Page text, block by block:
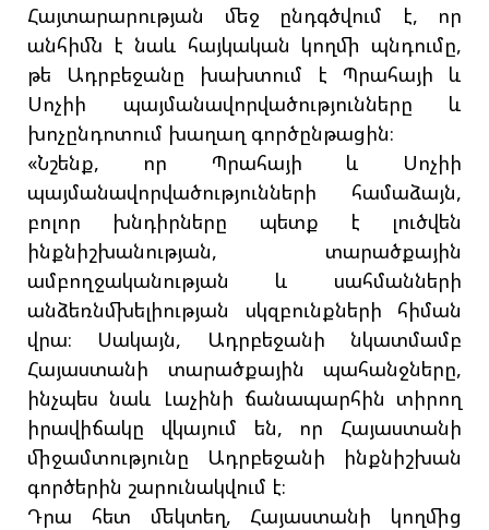
Հայտարարության մեջ ընդգծվում է, որ
անհիմն է նաև հայկական կողմի պնդումը,
թե Ադրբեջանը խախտում է Պրահայի և
Սոչիի պայմանավորվածությունները և
խոչընդոտում խաղաղ գործընթացին։
«Նշենք, որ Պրահայի և Սոչիի
պայմանավորվածությունների համաձայն,
բոլոր խնդիրները պետք է լուծվեն
ինքնիշխանության, տարածքային
ամբողջականության և սահմանների
անձեռնմխելիության սկզբունքների հիման
վրա։ Սակայն, Ադրբեջանի նկատմամբ
Հայաստանի տարածքային պահանջները,
ինչպես նաև Լաչինի ճանապարհին տիրող
իրավիճակը վկայում են, որ Հայաստանի
միջամտությունը Ադրբեջանի ինքնիշխան
գործերին շարունակվում է։
Դրա հետ մեկտեղ, Հայաստանի կողմից